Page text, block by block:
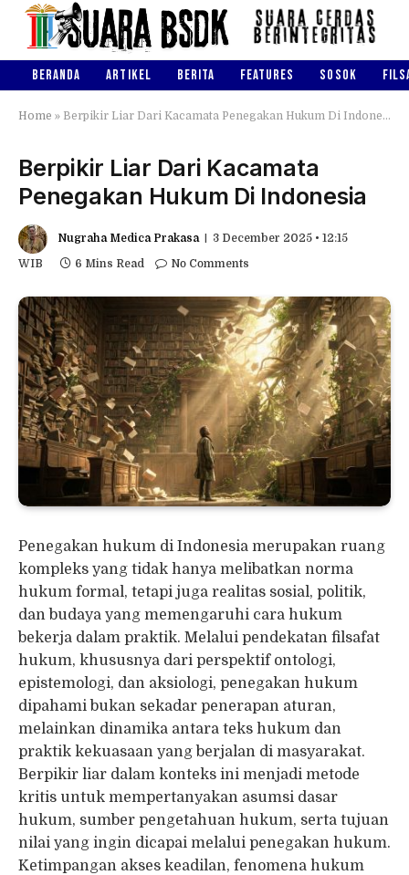
BERANDA ARTIKEL BERITA FEATURES SOSOK
Home » Berpikir Liar Dari Kacamata Penegakan Hukum Di Indonesia
Berpikir Liar Dari Kacamata
Penegakan Hukum Di Indonesia
Nugraha Medica Prakasa
3 December 2025 • 12:15
WIB
6 Mins Read No Comments
Penegakan hukum di Indonesia merupakan ruang
kompleks yang tidak hanya melibatkan norma
hukum formal, tetapi juga realitas sosial, politik,
dan budaya yang memengaruhi cara hukum
bekerja dalam praktik. Melalui pendekatan filsafat
hukum, khususnya dari perspektif ontologi,
epistemologi, dan aksiologi, penegakan hukum
dipahami bukan sekadar penerapan aturan,
melainkan dinamika antara teks hukum dan
praktik kekuasaan yang berjalan di masyarakat.
Berpikir liar dalam konteks ini menjadi metode
kritis untuk mempertanyakan asumsi dasar
hukum, sumber pengetahuan hukum, serta tujuan
nilai yang ingin dicapai melalui penegakan hukum.
Ketimpangan akses keadilan, fenomena hukum